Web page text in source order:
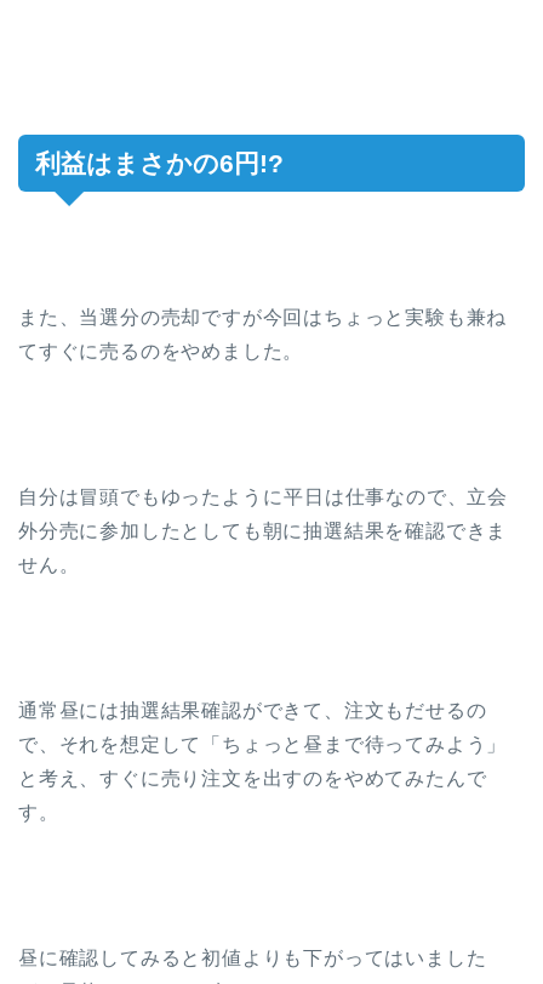
利益はまさかの6円!?
また、当選分の売却ですが今回はちょっと実験も兼ね
てすぐに売るのをやめました。
自分は冒頭でもゆったように平日は仕事なので、立会
外分売に参加したとしても朝に抽選結果を確認できま
せん。
通常昼には抽選結果確認ができて、注文もだせるの
で、それを想定して「ちょっと昼まで待ってみよう」
と考え、すぐに売り注文を出すのをやめてみたんで
す。
昼に確認してみると初値よりも下がってはいました